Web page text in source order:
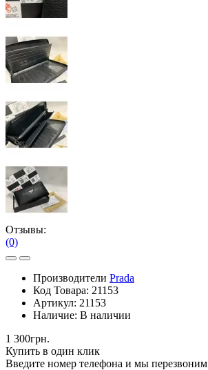
Отзывы:
(0)
Производители Prada
Код Товара: 21153
Артикул: 21153
Наличие: В наличии
1 300грн.
Купить в один клик
Введите номер телефона и мы перезвоним